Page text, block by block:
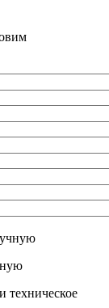
техническое